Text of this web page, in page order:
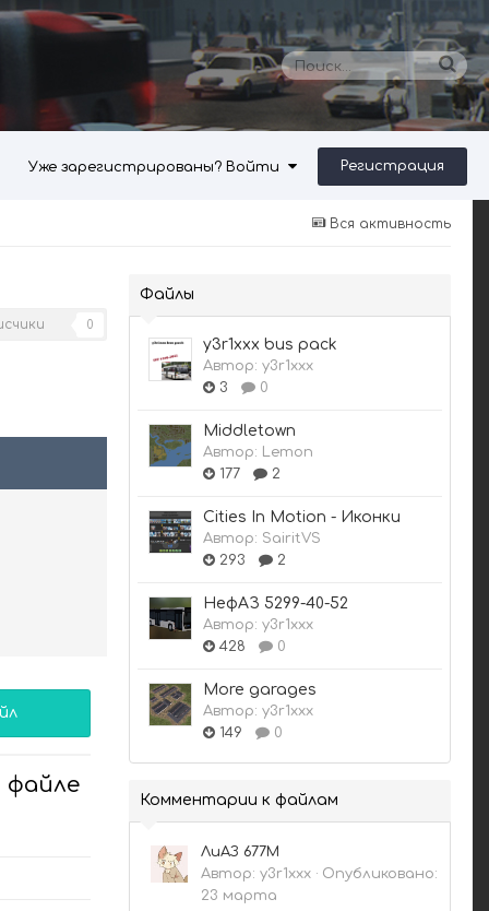
Уже зарегистрированы? Войти Регистрация
Вся активность
0
Файлы
y3r1xxx bus pack
Автор: y3r1xxx
3
0
Middletown
Автор: Lemon
177
2
Cities In Motion - Иконки
Автор: SairitVS
293
2
НефАЗ 5299-40-52
Автор: y3r1xxx
428
0
More garages
Автор: y3r1xxx
149
0
Комментарии к файлам
ЛиАЗ 677М
Автор: y3r1xxx · Опубликовано:
23 марта